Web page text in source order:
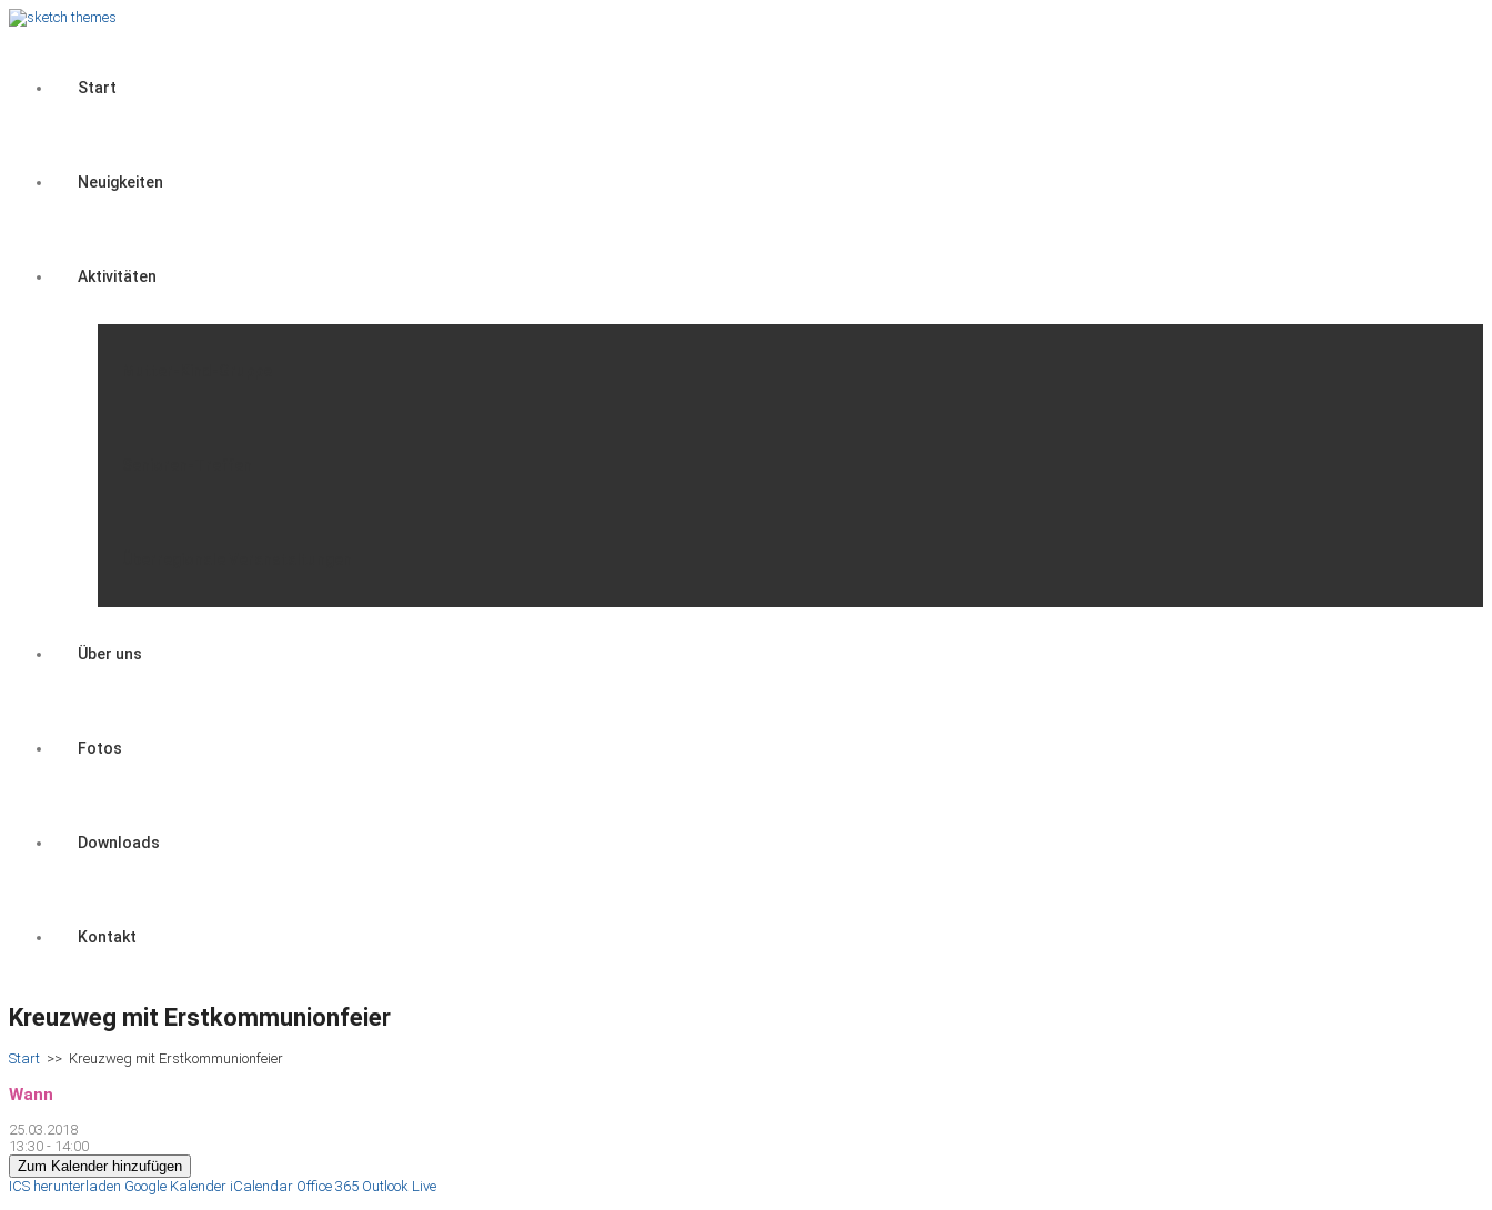
Start
Neuigkeiten
Aktivitäten
Über uns
Fotos
Downloads
Kontakt
Kreuzweg mit Erstkommunionfeier
Start >> Kreuzweg mit Erstkommunionfeier
Wann
25.03.2018
13:30 - 14:00
Zum Kalender hinzufügen
ICS herunterladen Google Kalender iCalendar Office 365 Outlook Live